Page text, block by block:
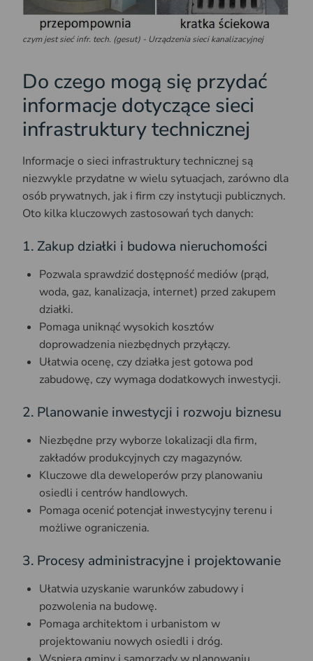
czym jest sieć infr. tech. (gesut) - Urządzenia sieci kanalizacyjnej
Do czego mogą się przydać
informacje dotyczące sieci
infrastruktury technicznej
Informacje o sieci infrastruktury technicznej są
niezwykle przydatne w wielu sytuacjach, zarówno dla
osób prywatnych, jak i firm czy instytucji publicznych.
Oto kilka kluczowych zastosowań tych danych:
1. Zakup działki i budowa nieruchomości
Pozwala sprawdzić dostępność mediów (prąd,
woda, gaz, kanalizacja, internet) przed zakupem
działki.
Pomaga uniknąć wysokich kosztów
doprowadzenia niezbędnych przyłączy.
Ułatwia ocenę, czy działka jest gotowa pod
zabudowę, czy wymaga dodatkowych inwestycji.
2. Planowanie inwestycji i rozwoju biznesu
Niezbędne przy wyborze lokalizacji dla firm,
zakładów produkcyjnych czy magazynów.
Kluczowe dla deweloperów przy planowaniu
osiedli i centrów handlowych.
Pomaga ocenić potencjał inwestycyjny terenu i
możliwe ograniczenia.
3. Procesy administracyjne i projektowanie
Ułatwia uzyskanie warunków zabudowy i
pozwolenia na budowę.
Pomaga architektom i urbanistom w
projektowaniu nowych osiedli i dróg.